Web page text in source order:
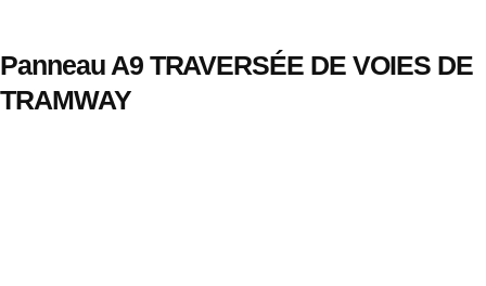
Panneau A9 TRAVERSÉE DE VOIES DE
TRAMWAY